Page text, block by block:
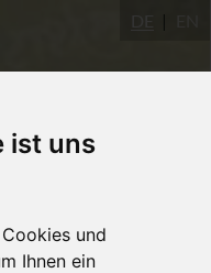
ist uns
und
Ihnen ein